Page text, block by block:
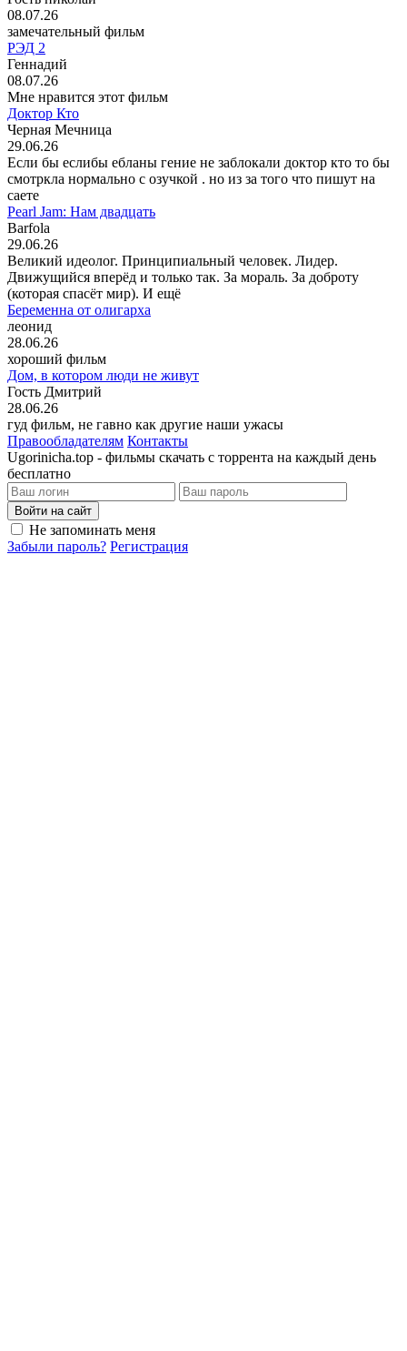
08.07.26
замечательный фильм
РЭД 2
Геннадий
08.07.26
Мне нравится этот фильм
Доктор Кто
Черная Мечница
29.06.26
Если бы еслибы ебланы гение не заблокали доктор кто то бы
смотркла нормально с озучкой . но из за того что пишут на
саете
Pearl Jam: Нам двадцать
Barfola
29.06.26
Великий идеолог. Принципиальный человек. Лидер.
Движущийся вперёд и только так. За мораль. За доброту
(которая спасёт мир). И ещё
Беременна от олигарха
леонид
28.06.26
хороший фильм
Дом, в котором люди не живут
Гость Дмитрий
28.06.26
гуд фильм, не гавно как другие наши ужасы
Правообладателям Контакты
Ugorinicha.top - фильмы скачать с торрента на каждый день
бесплатно
Войти на сайт
Не запоминать меня
Забыли пароль? Регистрация